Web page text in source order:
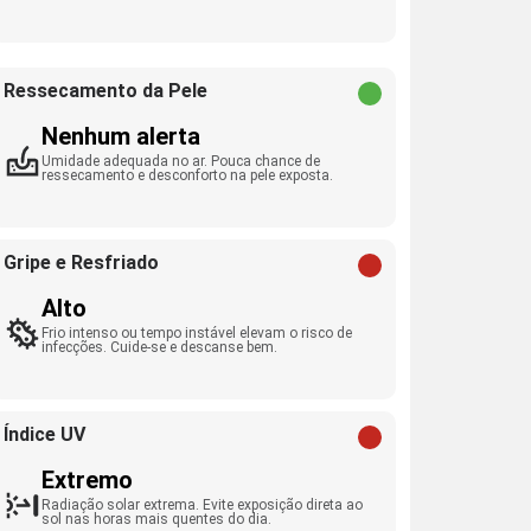
Ressecamento da Pele
Nenhum alerta
Umidade adequada no ar. Pouca chance de
ressecamento e desconforto na pele exposta.
Gripe e Resfriado
Alto
Frio intenso ou tempo instável elevam o risco de
infecções. Cuide-se e descanse bem.
Índice UV
Extremo
Radiação solar extrema. Evite exposição direta ao
sol nas horas mais quentes do dia.